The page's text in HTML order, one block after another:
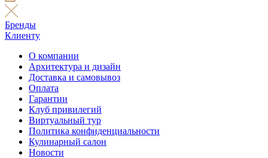
Бренды
Клиенту
О компании
Архитектура и дизайн
Доставка и самовывоз
Оплата
Гарантии
Клуб привилегий
Виртуальный тур
Политика конфиденциальности
Кулинарный салон
Новости